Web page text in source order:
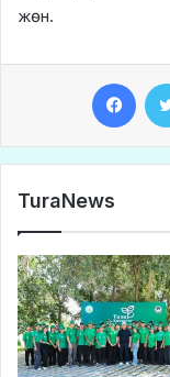
жөн.
TuraNews